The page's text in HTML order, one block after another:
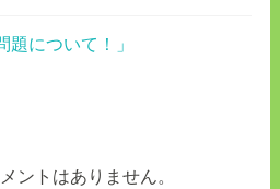
題について！」
ントはありません。